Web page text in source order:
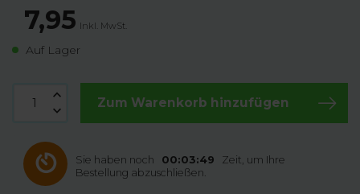
7,95 Inkl. MwSt.
Auf Lager
Zum Warenkorb hinzufügen
Sie haben noch 00:03:48
Zeit, um Ihre
Bestellung abzuschließen.